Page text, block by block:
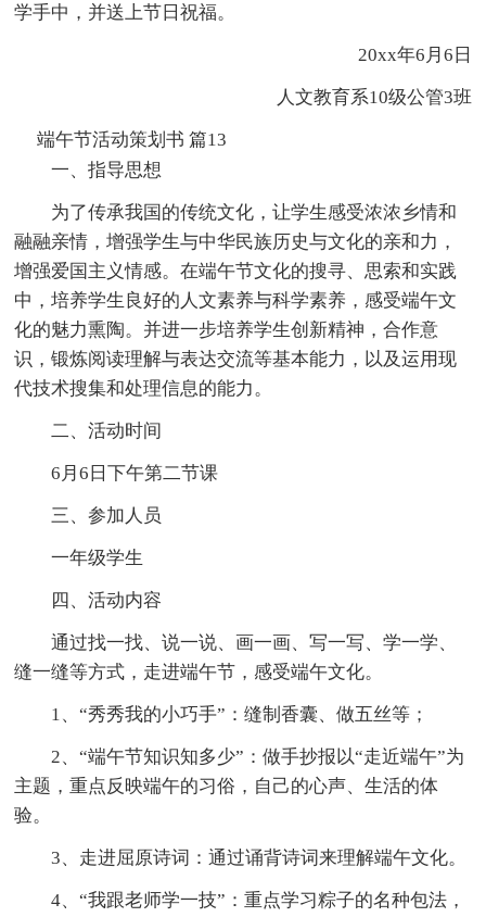
学手中，并送上节日祝福。
20xx年6月6日
人文教育系10级公管3班
端午节活动策划书 篇13
一、指导思想
为了传承我国的传统文化，让学生感受浓浓乡情和
融融亲情，增强学生与中华民族历史与文化的亲和力，
增强爱国主义情感。在端午节文化的搜寻、思索和实践
中，培养学生良好的人文素养与科学素养，感受端午文
化的魅力熏陶。并进一步培养学生创新精神，合作意
识，锻炼阅读理解与表达交流等基本能力，以及运用现
代技术搜集和处理信息的能力。
二、活动时间
6月6日下午第二节课
三、参加人员
一年级学生
四、活动内容
通过找一找、说一说、画一画、写一写、学一学、
缝一缝等方式，走进端午节，感受端午文化。
1、“秀秀我的小巧手”：缝制香囊、做五丝等；
2、“端午节知识知多少”：做手抄报以“走近端午”为
主题，重点反映端午的习俗，自己的心声、生活的体
验。
3、走进屈原诗词：通过诵背诗词来理解端午文化。
4、“我跟老师学一技”：重点学习粽子的名种包法，